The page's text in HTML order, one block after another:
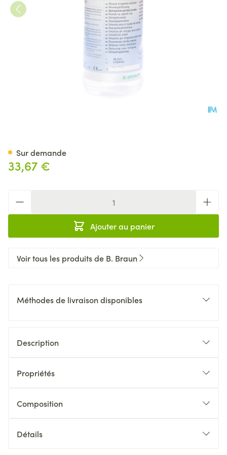
33,67 €
Ajouter au panier
Sur demande
Voir tous les produits de B. Braun
Méthodes de livraison disponibles
Description
Propriétés
Composition
Détails